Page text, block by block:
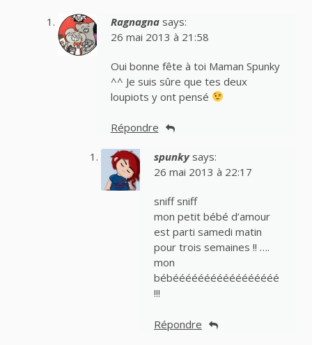
Ragnagna says:
26 mai 2013 à 21:58
Oui bonne fête à toi Maman Spunky
^^ Je suis sûre que tes deux
loupiots y ont pensé
Répondre
spunky says:
26 mai 2013 à 22:17
sniff sniff
mon petit bébé d’amour
est parti samedi matin
pour trois semaines !! ….
mon
bébééééééééééééééééé
!!!
Répondre